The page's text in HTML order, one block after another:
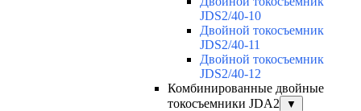
JDS2/40-10
Двойной токосъемник
JDS2/40-11
Двойной токосъемник
JDS2/40-12
Комбинированные двойные
токосъемники JDA2
▼